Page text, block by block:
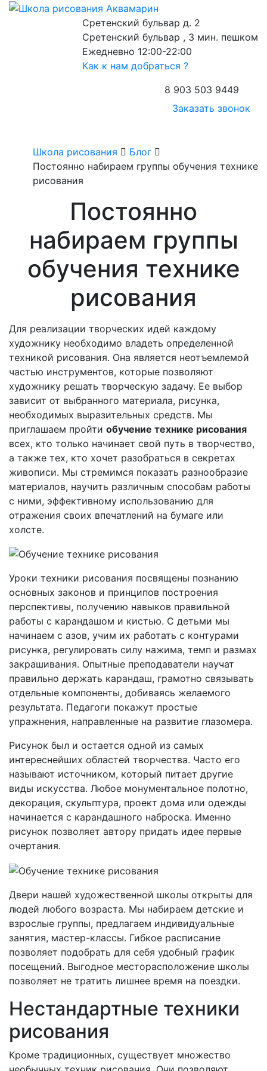
Сретенский бульвар д. 2
Сретенский бульвар , 3 мин. пешком
Ежедневно 12:00-22:00
Как к нам добраться ?
8 903 503 9449
Заказать звонок
Школа рисования
Блог
Постоянно набираем группы обучения технике
рисования
Постоянно
набираем группы
обучения технике
рисования
Для реализации творческих идей каждому
художнику необходимо владеть определенной
техникой рисования. Она является неотъемлемой
частью инструментов, которые позволяют
художнику решать творческую задачу. Ее выбор
зависит от выбранного материала, рисунка,
необходимых выразительных средств. Мы
приглашаем пройти обучение технике рисования
всех, кто только начинает свой путь в творчество,
а также тех, кто хочет разобраться в секретах
живописи. Мы стремимся показать разнообразие
материалов, научить различным способам работы
с ними, эффективному использованию для
отражения своих впечатлений на бумаге или
холсте.
Уроки техники рисования посвящены познанию
основных законов и принципов построения
перспективы, получению навыков правильной
работы с карандашом и кистью. С детьми мы
начинаем с азов, учим их работать с контурами
рисунка, регулировать силу нажима, темп и размах
закрашивания. Опытные преподаватели научат
правильно держать карандаш, грамотно связывать
отдельные компоненты, добиваясь желаемого
результата. Педагоги покажут простые
упражнения, направленные на развитие глазомера.
Рисунок был и остается одной из самых
интереснейших областей творчества. Часто его
называют источником, который питает другие
виды искусства. Любое монументальное полотно,
декорация, скульптура, проект дома или одежды
начинается с карандашного наброска. Именно
рисунок позволяет автору придать идее первые
очертания.
Двери нашей художественной школы открыты для
людей любого возраста. Мы набираем детские и
взрослые группы, предлагаем индивидуальные
занятия, мастер-классы. Гибкое расписание
позволяет подобрать для себя удобный график
посещений. Выгодное месторасположение школы
позволяет не тратить лишнее время на поездки.
Нестандартные техники
рисования
Кроме традиционных, существует множество